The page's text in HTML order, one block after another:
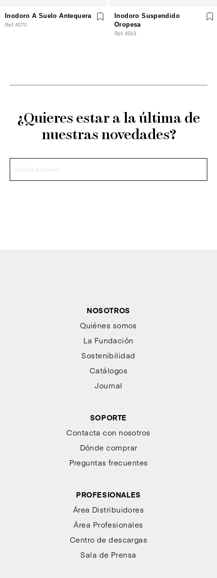
Inodoro A Suelo Antequera
Ref. 4570
Inodoro Suspendido
Oropesa
Ref. 4563
¿Quieres estar a la última de
nuestras novedades?
NOSOTROS
Quiénes somos
La Fundación
Sostenibilidad
Catálogos
Journal
SOPORTE
Contacta con nosotros
Dónde comprar
Preguntas frecuentes
PROFESIONALES
Área Distribuidores
Área Profesionales
Centro de descargas
Sala de Prensa